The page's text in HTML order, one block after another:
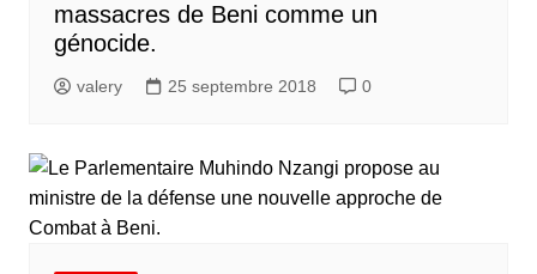
massacres de Beni comme un
génocide.
valery 25 septembre 2018 0